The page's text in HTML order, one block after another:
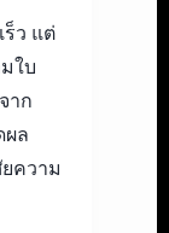
ร็ว แต่
ใบ
าก
ผล
ความ